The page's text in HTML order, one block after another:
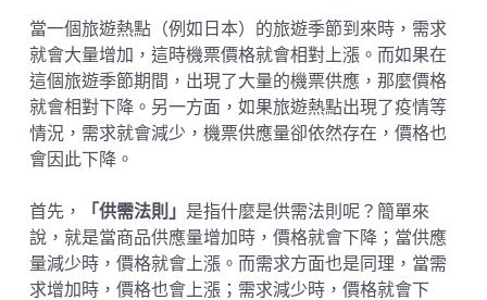
當一個旅遊熱點（例如日本）的旅遊季節到來時，需求
就會大量增加，這時機票價格就會相對上漲。而如果在
這個旅遊季節期間，出現了大量的機票供應，那麼價格
就會相對下降。另一方面，如果旅遊熱點出現了疫情等
情況，需求就會減少，機票供應量卻依然存在，價格也
會因此下降。
首先， 「供需法則」 是指什麼是供需法則呢？簡單來
說，就是當商品供應量增加時，價格就會下降；當供應
量減少時，價格就會上漲。而需求方面也是同理，當需
求增加時，價格也會上漲；需求減少時，價格就會下